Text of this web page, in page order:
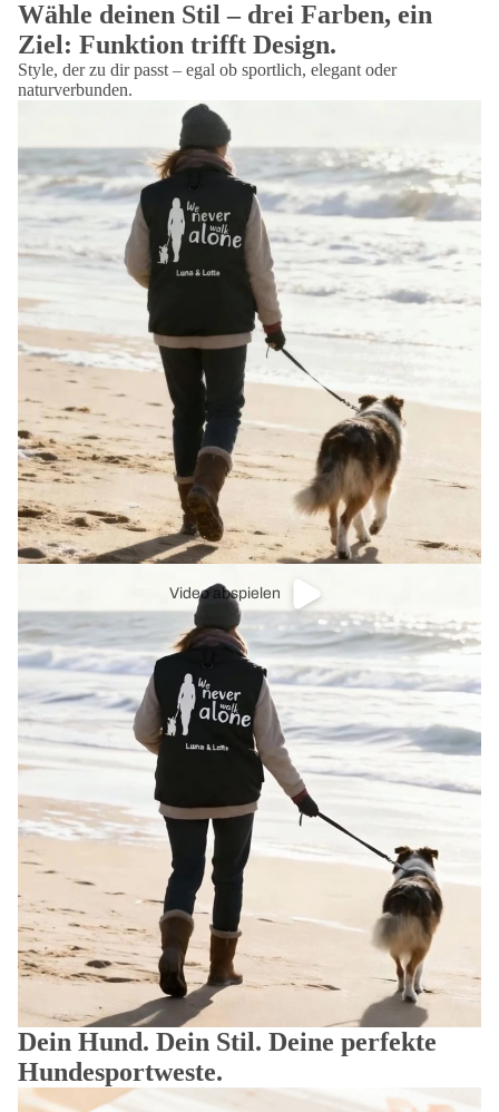
Wähle deinen Stil – drei Farben, ein
Ziel: Funktion trifft Design.
Style, der zu dir passt – egal ob sportlich, elegant oder
naturverbunden.
Video abspielen
Dein Hund. Dein Stil. Deine perfekte
Hundesportweste.